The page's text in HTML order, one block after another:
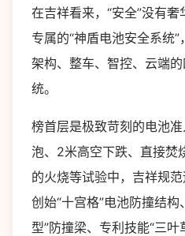
在吉祥看来，“安全”没有
专属的“神盾电池安全系统
架构、整车、智控、云端
统。
榜首层是极致苛刻的电池
泡、2米高空下跌、直接焚
的火烧等试验中，吉祥规
创始“十宫格”电池防撞结
型”防撞梁、专利技能“三